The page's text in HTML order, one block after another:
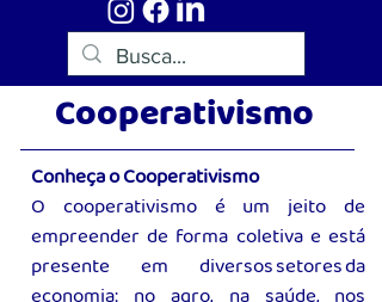
Cooperativismo
Conheça o Cooperativismo
O cooperativismo é um jeito de
empreender de forma coletiva e está
presente em diversos setores da